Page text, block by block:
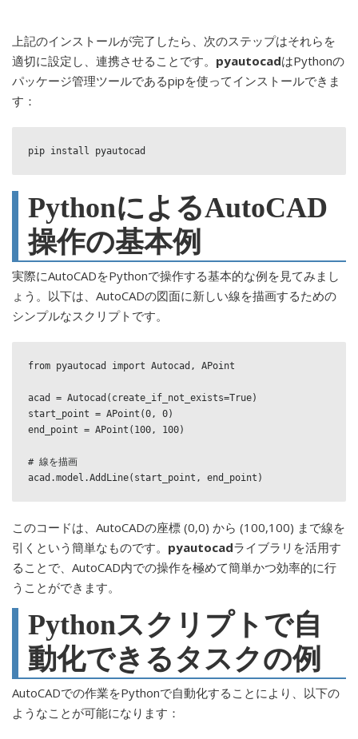
上記のインストールが完了したら、次のステップはそれらを
適切に設定し、連携させることです。 pyautocadはPythonの
パッケージ管理ツールであるpipを使ってインストールできま
す：
pip install pyautocad
PythonによるAutoCAD
操作の基本例
実際にAutoCADをPythonで操作する基本的な例を見てみまし
ょう。以下は、AutoCADの図面に新しい線を描画するための
シンプルなスクリプトです。
from pyautocad import Autocad, APoint
acad = Autocad(create_if_not_exists=True)
start_point = APoint(0, 0)
end_point = APoint(100, 100)
# 線を描画
このコードは、AutoCADの座標 (0,0) から (100,100) まで線を
引くという簡単なものです。 pyautocadライブラリを活用す
ることで、AutoCAD内での操作を極めて簡単かつ効率的に行
うことができます。
Pythonスクリプトで自
動化できるタスクの例
AutoCADでの作業をPythonで自動化することにより、以下の
ようなことが可能になります：